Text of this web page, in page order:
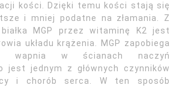
kości. Dzięki temu kości stają się
i mniej podatne na złamania. Z
MGP przez witaminę K2 jest
układu krążenia. MGP zapobiega
wapnia w ścianach naczyń
jest jednym z głównych czynników
i chorób serca. W ten sposób